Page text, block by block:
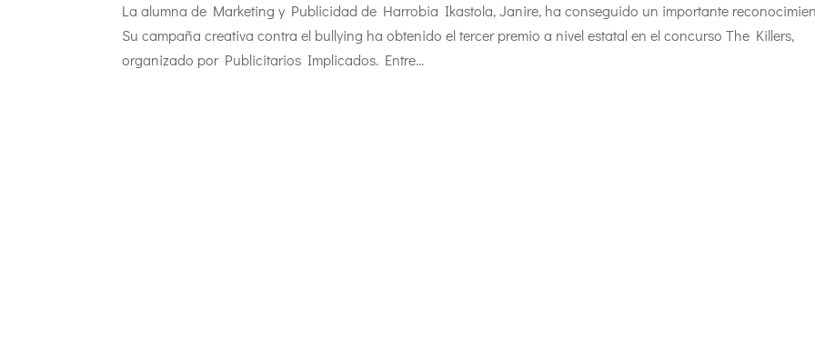
La alumna de Marketing y Publicidad de Harrobia Ikastola, Janire, ha conseguido un importante
Su campaña creativa contra el bullying ha obtenido el tercer premio a nivel estatal en el concurso The Killers,
organizado por Publicitarios Implicados. Entre...